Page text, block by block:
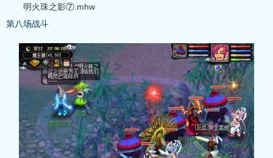
明火珠之影⑦.mhw
第八场战斗